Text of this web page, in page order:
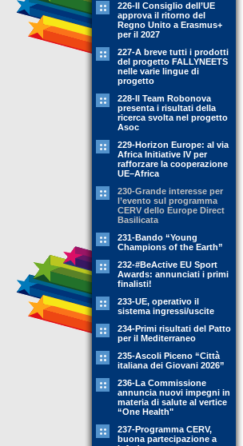
226-Il Consiglio dell’UE
approva il ritorno del
Regno Unito a Erasmus+
per il 2027
227-A breve tutti i prodotti
del progetto FALLYNEETS
nelle varie lingue di
progetto
228-Il Team Robonova
presenta i risultati della
ricerca svolta nel progetto
Asoc
229-Horizon Europe: al via
Africa Initiative IV per
rafforzare la cooperazione
UE–Africa
230-Grande interesse per
l’evento sul programma
CERV dello Europe Direct
Basilicata
231-Bando “Young
Champions of the Earth”
232-#BeActive EU Sport
Awards: annunciati i primi
finalisti!
233-UE, operativo il
sistema ingressi/uscite
234-Primi risultati del Patto
per il Mediterraneo
235-Ascoli Piceno “Città
italiana dei Giovani 2026”
236-La Commissione
annuncia nuovi impegni in
materia di salute al vertice
“One Health"
237-Programma CERV,
buona partecipazione a